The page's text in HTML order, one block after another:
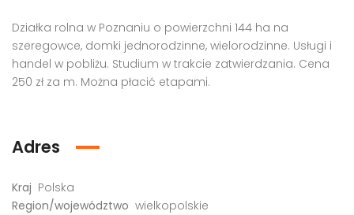
Działka rolna w Poznaniu o powierzchni 144 ha na
szeregowce, domki jednorodzinne, wielorodzinne. Usługi i
handel w pobliżu. Studium w trakcie zatwierdzania. Cena
250 zł za m. Można płacić etapami.
Adres
Kraj Polska
Region/województwo wielkopolskie